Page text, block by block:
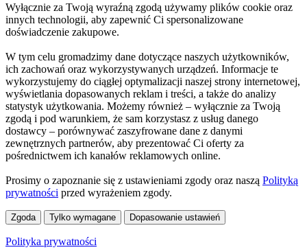
Wyłącznie za Twoją wyraźną zgodą używamy plików cookie oraz
innych technologii, aby zapewnić Ci spersonalizowane
doświadczenie zakupowe.
W tym celu gromadzimy dane dotyczące naszych użytkowników,
ich zachowań oraz wykorzystywanych urządzeń. Informacje te
wykorzystujemy do ciągłej optymalizacji naszej strony internetowej,
wyświetlania dopasowanych reklam i treści, a także do analizy
statystyk użytkowania. Możemy również – wyłącznie za Twoją
zgodą i pod warunkiem, że sam korzystasz z usług danego
dostawcy – porównywać zaszyfrowane dane z danymi
zewnętrznych partnerów, aby prezentować Ci oferty za
pośrednictwem ich kanałów reklamowych online.
Prosimy o zapoznanie się z ustawieniami zgody oraz naszą Polityką
prywatności przed wyrażeniem zgody.
Zgoda Tylko wymagane Dopasowanie ustawień
Polityka prywatności